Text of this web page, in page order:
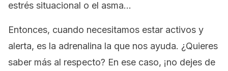
estrés situacional o el asma…
Entonces, cuando necesitamos estar activos y
alerta, es la adrenalina la que nos ayuda. ¿Quieres
saber más al respecto? En ese caso, ¡no dejes de